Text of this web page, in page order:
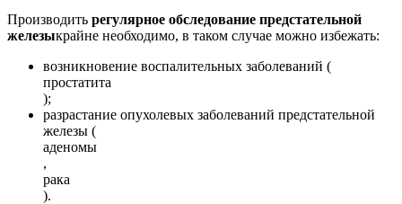
Производить регулярное обследование предстательной
железыкрайне необходимо, в таком случае можно избежать:
возникновение воспалительных заболеваний (
простатита
);
разрастание опухолевых заболеваний предстательной
железы (
аденомы
,
рака
).